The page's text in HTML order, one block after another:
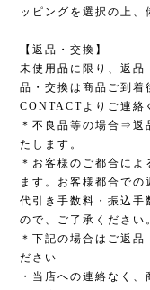
ッピングを選択の上、
【返品・交換】
未使用品に限り、返品
品・交換は商品ご到着
CONTACTよりご連絡
＊不良品等の場合⇒返
たします。
＊お客様のご都合に
ます。お客様都合での
代引き手数料・振込手
ので、ご了承ください
＊下記の場合はご返品
ださい
・当店への連絡なく